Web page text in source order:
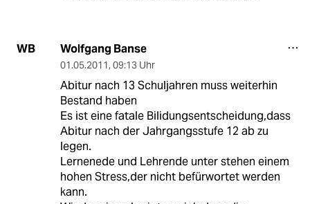
WB Wolfgang Banse
01.05.2011, 09:13 Uhr
Abitur nach 13 Schuljahren muss weiterhin
Bestand haben
Es ist eine fatale Bilidungsentscheidung,dass
Abitur nach der Jahrgangsstufe 12 ab zu
legen.
Lernenede und Lehrende unter stehen einem
hohen Stress,der nicht befürwortet werden
kann.